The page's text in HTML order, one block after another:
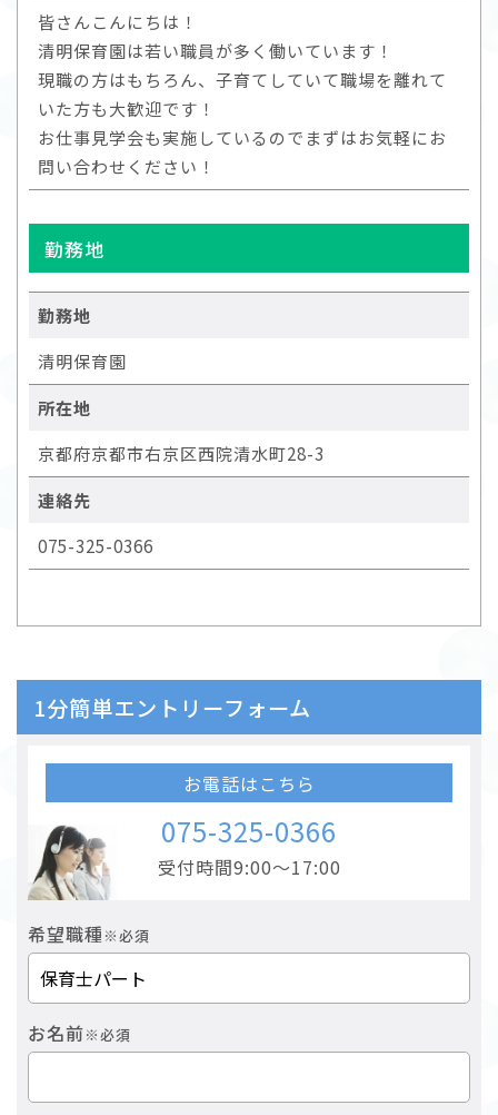
皆さんこんにちは！
清明保育園は若い職員が多く働いています！
現職の方はもちろん、子育てしていて職場を離れて
いた方も大歓迎です！
お仕事見学会も実施しているのでまずはお気軽にお
問い合わせください！
勤務地
勤務地
清明保育園
所在地
京都府京都市右京区西院清水町28-3
連絡先
075-325-0366
1分簡単エントリーフォーム
お電話はこちら
075-325-0366
受付時間9:00～17:00
希望職種 ※必須
お名前※必須